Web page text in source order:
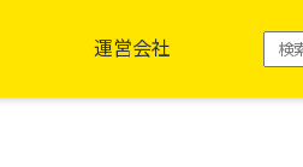
運営会社